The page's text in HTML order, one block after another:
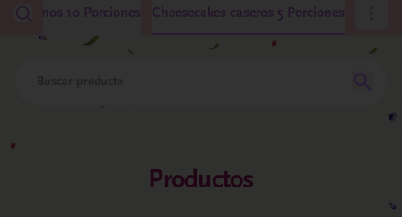
Medianos 10 Porciones Cheesecakes caseros 5 Porciones
Productos